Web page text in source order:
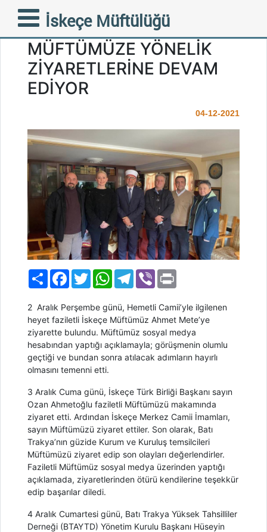
İskeçe Müftülüğü
BATI TRAKYA KURUM VE
KURULUŞLARI FAZİLETLİ
MÜFTÜMÜZE YÖNELİK
ZİYARETLERİNE DEVAM
EDİYOR
04-12-2021
PaylaşFacebook
TwitterWhatsAppTelegram
Viber
2 Aralık Perşembe günü, Hemetli Camii’yle ilgilenen
heyet faziletli İskeçe Müftümüz Ahmet Mete’ye
ziyarette bulundu. Müftümüz sosyal medya
hesabından yaptığı açıklamayla; görüşmenin olumlu
geçtiği ve bundan sonra atılacak adımların hayırlı
olmasını temenni etti.
3 Aralık Cuma günü, İskeçe Türk Birliği Başkanı sayın
Ozan Ahmetoğlu faziletli Müftümüzü makamında
ziyaret etti. Ardından İskeçe Merkez Camii İmamları,
sayın Müftümüzü ziyaret ettiler. Son olarak, Batı
Trakya’nın güzide Kurum ve Kuruluş temsilcileri
Müftümüzü ziyaret edip son olayları değerlendirler.
Faziletli Müftümüz sosyal medya üzerinden yaptığı
açıklamada, ziyaretlerinden ötürü kendilerine teşekkür
edip başarılar diledi.
4 Aralık Cumartesi günü, Batı Trakya Yüksek Tahsilliler
Derneği (BTAYTD) Yönetim Kurulu Başkanı Hüseyin